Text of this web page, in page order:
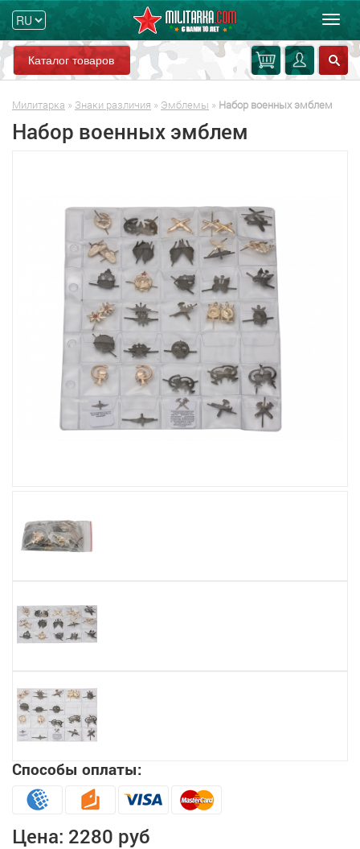
Каталог товаров
Милитарка » Знаки различия » Эмблемы » Набор военных эмблем
Набор военных эмблем
Способы оплаты:
Цена: 2280 руб